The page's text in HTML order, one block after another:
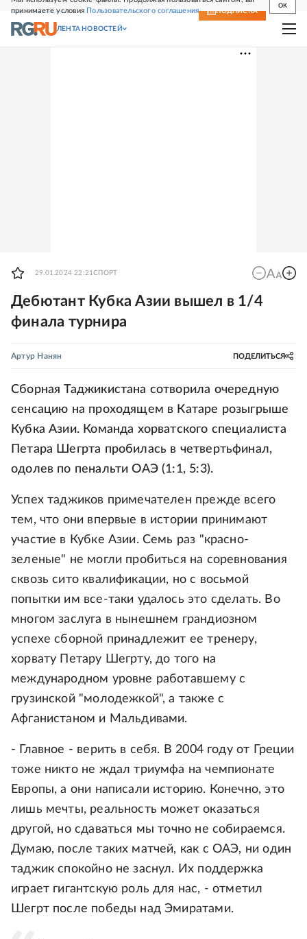
принимаете условия Пользовательского соглашения
OK
СВЕЖИЙ НОМЕР ПОДПИСКА
ЛЕНТА НОВОСТЕЙ
29.01.2024 22:21СПОРТ
Дебютант Кубка Азии вышел в 1/4
финала турнира
Артур Нанян ПОДЕЛИТЬСЯ
Сборная Таджикистана сотворила очередную
сенсацию на проходящем в Катаре розыгрыше
Кубка Азии. Команда хорватского специалиста
Петара Шегрта пробилась в четвертьфинал,
одолев по пенальти ОАЭ (1:1, 5:3).
Успех таджиков примечателен прежде всего
тем, что они впервые в истории принимают
участие в Кубке Азии. Семь раз "красно-
зеленые" не могли пробиться на соревнования
сквозь сито квалификации, но с восьмой
попытки им все-таки удалось это сделать. Во
многом заслуга в нынешнем грандиозном
успехе сборной принадлежит ее тренеру,
хорвату Петару Шегрту, до того на
международном уровне работавшему с
грузинской "молодежкой", а также с
Афганистаном и Мальдивами.
- Главное - верить в себя. В 2004 году от Греции
тоже никто не ждал триумфа на чемпионате
Европы, а они написали историю. Конечно, это
лишь мечты, реальность может оказаться
другой, но сдаваться мы точно не собираемся.
Думаю, после таких матчей, как с ОАЭ, ни один
таджик спокойно не заснул. Их поддержка
играет гигантскую роль для нас, - отметил
Шегрт после победы над Эмиратами.